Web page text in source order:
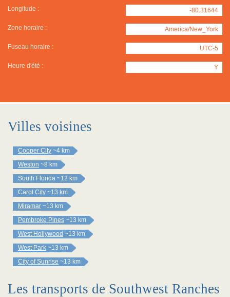
Longitude : -80.31644
Zone horaire : America/New_York
Fuseau horaire : UTC-5
Heure d'été : Y
Villes voisines
Cooper City ~4 km
Weston ~8 km
South Florida ~12 km
Carol City ~13 km
Miramar ~13 km
Pembroke Pines ~13 km
West Hollywood ~13 km
West Park ~13 km
City of Sunrise ~13 km
Les transports de Southwest Ranches